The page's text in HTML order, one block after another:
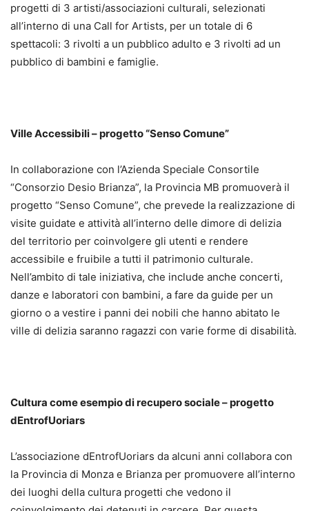
progetti di 3 artisti/associazioni culturali, selezionati
all’interno di una Call for Artists, per un totale di 6
spettacoli: 3 rivolti a un pubblico adulto e 3 rivolti ad un
pubblico di bambini e famiglie.
Ville Accessibili – progetto “Senso Comune”
In collaborazione con l’Azienda Speciale Consortile
“Consorzio Desio Brianza”, la Provincia MB promuoverà il
progetto “Senso Comune”, che prevede la realizzazione di
visite guidate e attività all’interno delle dimore di delizia
del territorio per coinvolgere gli utenti e rendere
accessibile e fruibile a tutti il patrimonio culturale.
Nell’ambito di tale iniziativa, che include anche concerti,
danze e laboratori con bambini, a fare da guide per un
giorno o a vestire i panni dei nobili che hanno abitato le
ville di delizia saranno ragazzi con varie forme di disabilità.
Cultura come esempio di recupero sociale – progetto
dEntrofUoriars
L’associazione dEntrofUoriars da alcuni anni collabora con
la Provincia di Monza e Brianza per promuovere all’interno
dei luoghi della cultura progetti che vedono il